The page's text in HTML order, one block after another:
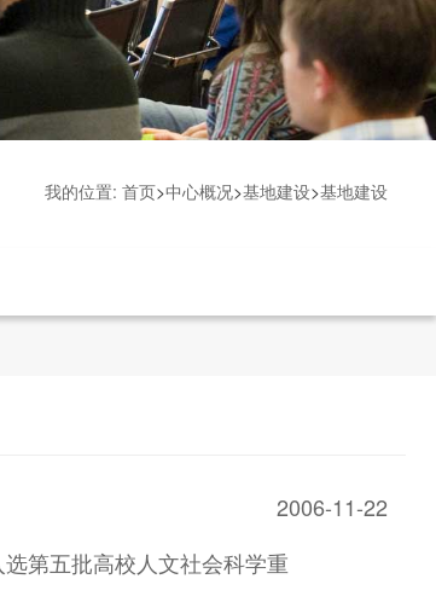
我的位置: 首页>中心概况>基地建设>基地建设
2006-11-22
第五批高校人文社会科学重